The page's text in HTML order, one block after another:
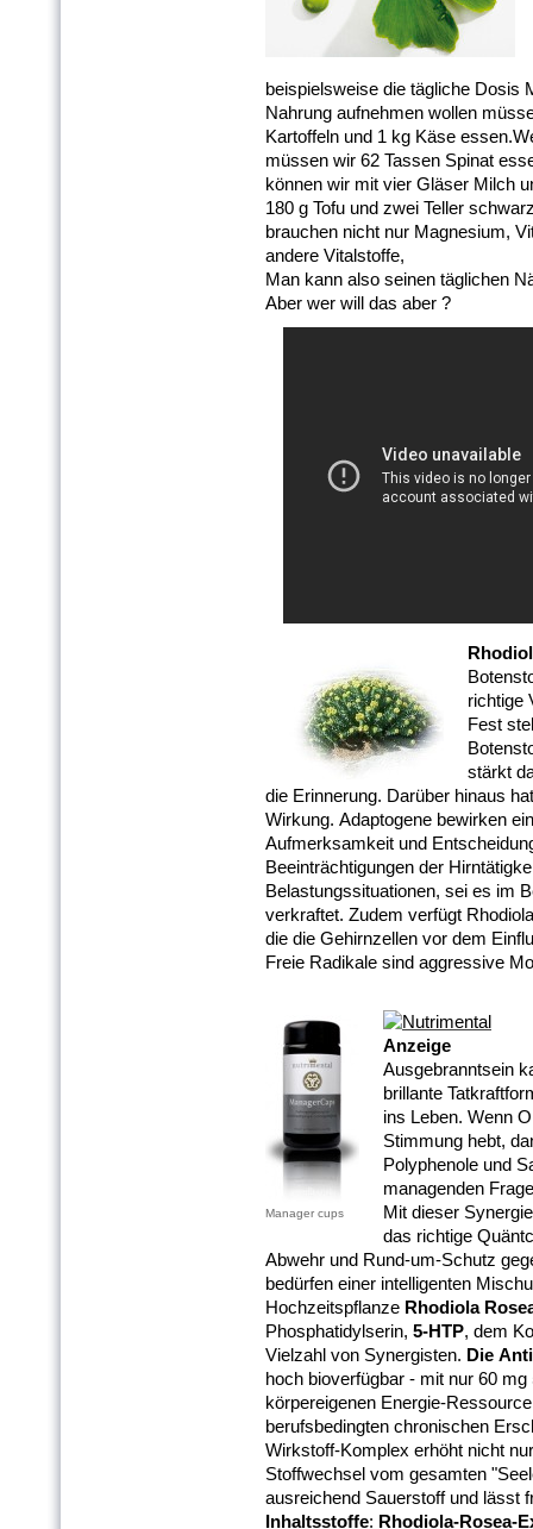
beispielsweise die tägliche Dosis
Nahrung aufnehmen wollen
Kartoffeln und 1 kg Käse
müssen wir 62 Tassen Spinat
können wir mit vier Gläser Milch
180 g Tofu und zwei Teller
brauchen nicht nur Magnesium,
andere Vitalstoffe,
Man kann also seinen täglichen
Aber wer will das aber ?
richtige
Fest
stärkt
die Erinnerung. Darüber hinaus
Wirkung. Adaptogene bewirken
Aufmerksamkeit und
Beeinträchtigungen der
Belastungssituationen, sei es im
verkraftet. Zudem verfügt
die die Gehirnzellen vor dem
Freie Radikale sind aggressive
Manager cups
Anzeige
Ausgebranntsein
brillante
ins Leben. Wenn
Stimmung hebt,
Polyphenole und
managenden
Mit dieser
das richtige
Abwehr und Rund-um-Schutz
bedürfen einer intelligenten
Hochzeitspflanze Rhodiola
Phosphatidylserin, 5-HTP, dem
Vielzahl von Synergisten. Die
hoch bioverfügbar - mit nur 60
körpereigenen Energie-
berufsbedingten chronischen
Wirkstoff-Komplex erhöht nicht
Stoffwechsel vom gesamten
ausreichend Sauerstoff und lässt
Inhaltsstoffe: Rhodiola-Rosea-